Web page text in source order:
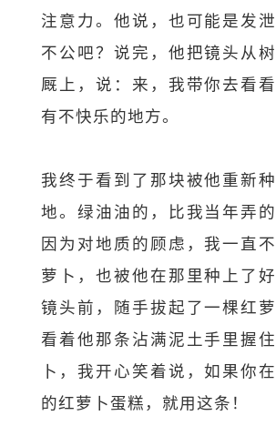
注意力。他说，也可能是发
不公吧？说完，他把镜头从
厩上，说：来，我带你去看
有不快乐的地方。
我终于看到了那块被他重新
地。绿油油的，比我当年弄
因为对地质的顾虑，我一直
萝卜，也被他在那里种上了
镜头前，随手拔起了一棵红萝
看着他那条沾满泥土手里握
卜，我开心笑着说，如果你
的红萝卜蛋糕，就用这条！